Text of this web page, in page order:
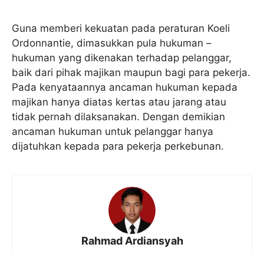
Guna memberi kekuatan pada peraturan Koeli
Ordonnantie, dimasukkan pula hukuman –
hukuman yang dikenakan terhadap pelanggar,
baik dari pihak majikan maupun bagi para pekerja.
Pada kenyataannya ancaman hukuman kepada
majikan hanya diatas kertas atau jarang atau
tidak pernah dilaksanakan. Dengan demikian
ancaman hukuman untuk pelanggar hanya
dijatuhkan kepada para pekerja perkebunan.
Rahmad Ardiansyah